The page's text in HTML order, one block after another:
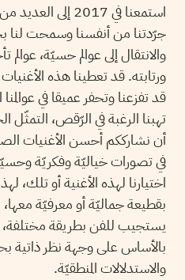
استمعنا في 2017
جرّدتنا من أنفسنا وسمحت لنا
والانتقال إلى عوالم حسيّة،
ورتابته. قد تعطينا هذه
قد تفزعنا وتحفر عميقا في
تهبنا الرغبة في الرّقص، التمثّل
في تصورات خياليّة وفكريّة
اختيارنا لهذه الأغنية أو تلك،
بقطيعة جماليّة أو معرفيّة
يستجيب للفن بطريقة مختلفة،
بالأساس على وجهة نظر ذاتية
والاستدلالات المنطقيّة.